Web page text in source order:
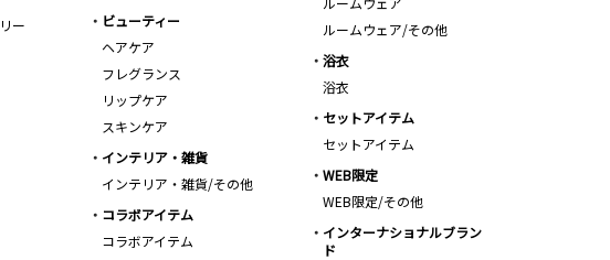
ー
ルームウェア/その他
ビューティー
ヘアケア
フレグランス
リップケア
スキンケア
浴衣
浴衣
セットアイテム
セットアイテム
インテリア・雑貨
インテリア・雑貨/その他
WEB限定
WEB限定/その他
コラボアイテム
コラボアイテム
インターナショナルブラン
ド